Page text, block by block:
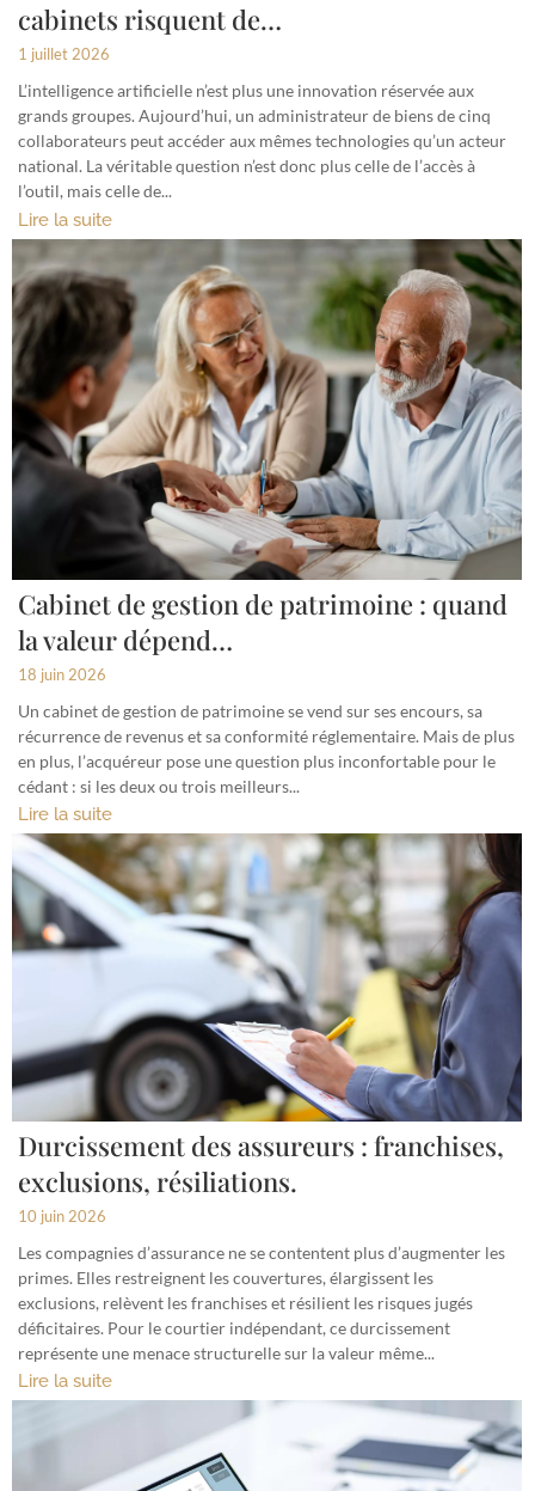
cabinets risquent de…
1 juillet 2026
L’intelligence artificielle n’est plus une innovation réservée aux
grands groupes. Aujourd’hui, un administrateur de biens de cinq
collaborateurs peut accéder aux mêmes technologies qu’un acteur
national. La véritable question n’est donc plus celle de l’accès à
l’outil, mais celle de...
Lire la suite
Cabinet de gestion de patrimoine : quand
la valeur dépend…
18 juin 2026
Un cabinet de gestion de patrimoine se vend sur ses encours, sa
récurrence de revenus et sa conformité réglementaire. Mais de plus
en plus, l’acquéreur pose une question plus inconfortable pour le
cédant : si les deux ou trois meilleurs...
Lire la suite
Durcissement des assureurs : franchises,
exclusions, résiliations.
10 juin 2026
Les compagnies d’assurance ne se contentent plus d’augmenter les
primes. Elles restreignent les couvertures, élargissent les
exclusions, relèvent les franchises et résilient les risques jugés
déficitaires. Pour le courtier indépendant, ce durcissement
représente une menace structurelle sur la valeur même...
Lire la suite